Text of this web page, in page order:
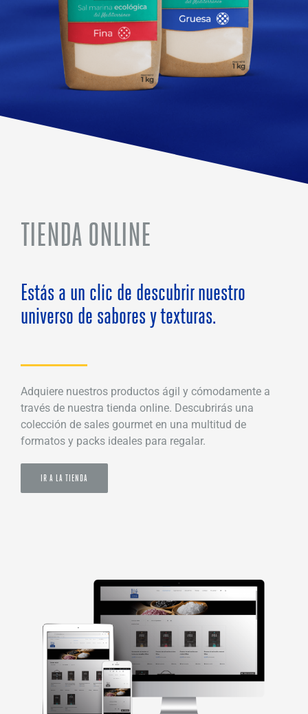
TIENDA ONLINE
Estás a un clic de descubrir nuestro
universo de sabores y texturas.
Adquiere nuestros productos ágil y cómodamente a
través de nuestra tienda online. Descubrirás una
colección de sales gourmet en una multitud de
formatos y packs ideales para regalar.
IR A LA TIENDA